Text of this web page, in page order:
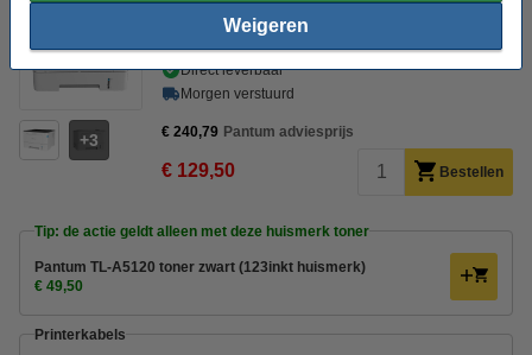
Weigeren
3
Bekijk de specificaties en omschrijving
Direct leverbaar
Morgen verstuurd
€ 240,79 Pantum adviesprijs
€ 129,50 Bestellen
Tip: de actie geldt alleen met deze huismerk toner
Pantum TL-A5120 toner zwart (123inkt huismerk)
€ 49,50
Printerkabels